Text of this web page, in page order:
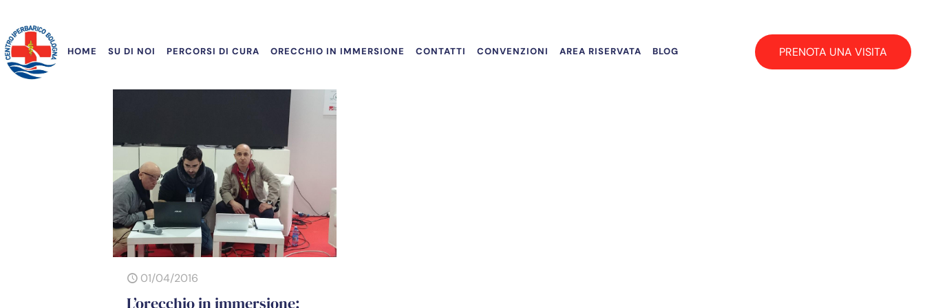
HOME SU DI NOI PERCORSI DI CURA ORECCHIO IN IMMERSIONE CONTATTI CONVENZIONI AREA RISERVATA BLOG PRENOTA UNA VISITA
01/04/2016
L’orecchio in immersione: